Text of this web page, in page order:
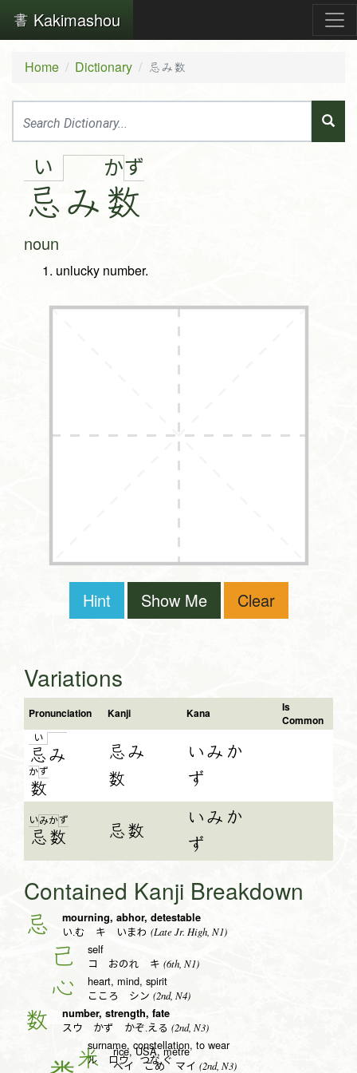
Kakimashou
Home Dictionary 忌み数
い
忌み
かず
数
noun
unlucky number.
Hint Show Me Clear
Variations
Pronunciation Kanji Kana
Is
Common
い
忌み
かず
数
忌み
数
いみか
ず
いみかず
忌数 忌数
いみか
ず
Contained Kanji Breakdown
忌 mourning, abhor, detestable
い.む キ いまわ (Late Jr. High, N1)
己 self
コ おのれ キ (6th, N1)
心 heart, mind, spirit
こころ シン (2nd, N4)
数 number, strength, fate
スウ かず かぞ.える (2nd, N3)
surname, constellation, to wear
ル ロウ つな.ぐ
米 rice, USA, metre
ベイ こめ マイ (2nd, N3)